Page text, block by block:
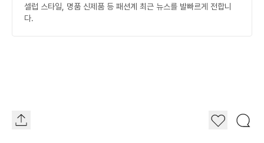
셀럽 스타일, 명품 신제품 등 패션계 최근 뉴스를 발빠르게 전합니
다.